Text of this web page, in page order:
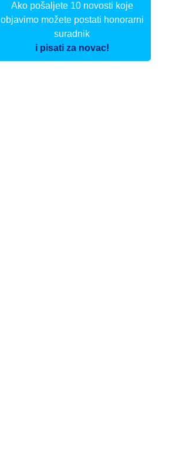
Ako pošaljete 10 novosti koje
objavimo možete postati honorarni
suradnik
i pisati za novac!